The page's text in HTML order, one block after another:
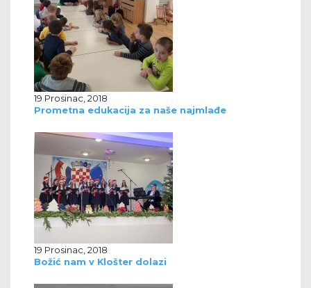
19 Prosinac, 2018
Prometna edukacija za naše najmlađe
19 Prosinac, 2018
Božić nam v Klošter dolazi